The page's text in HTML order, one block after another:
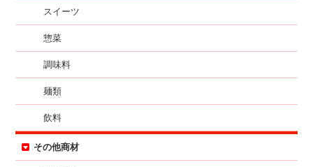
スイーツ
惣菜
調味料
麺類
飲料
その他商材